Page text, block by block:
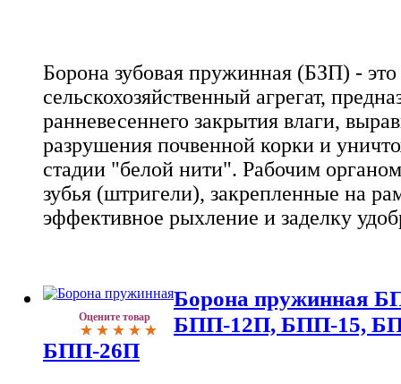
Борона зубовая пружинная (БЗП) -
сельскохозяйственный агрегат,
ранневесеннего закрытия влаги,
разрушения почвенной корки и
стадии "белой нити". Рабочим
зубья (штригели), закрепленные на
эффективное рыхление и заделку
Оцените товар
Борона пружинная
БПП-12П, БПП-15,
БПП-26П